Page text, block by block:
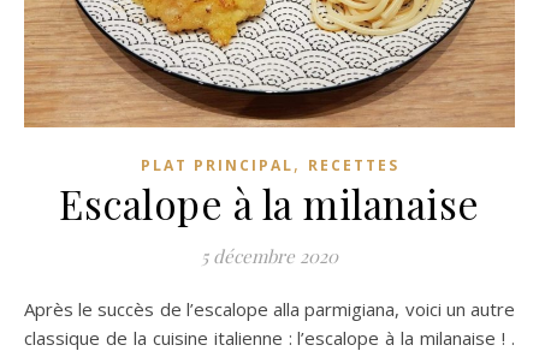
PLAT PRINCIPAL, RECETTES
Escalope à la milanaise
5 décembre 2020
Après le succès de l’escalope alla parmigiana, voici un autre
classique de la cuisine italienne : l’escalope à la milanaise ! .